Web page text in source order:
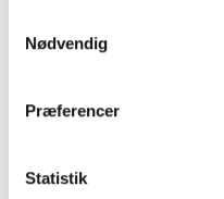
Nødvendig
Præferencer
Statistik
kommunale lejemål i
plejeboliger